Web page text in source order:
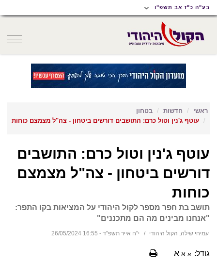
תפריט
נגישות
תפריט
ראשי
תוכן
ראשי
בע"ה כ"ז אב תשפ"ו
ראשי חדשות
בטחון
עוטף ג'נין וטול כרם: התושבים דורשים ביטחון - צה"ל מצמצם כוחות
עוטף ג'נין וטול כרם: התושבים
דורשים ביטחון - צה"ל מצמצם
כוחות
תושב בת חפר מספר לקול היהודי על המציאות בקו התפר:
"אנחנו מבינים מה הם מתכננים"
עמיחי שילה, הקול היהודי י"ח אייר תשפ"ד - 16:55 26/05/2024
גודל: א א א